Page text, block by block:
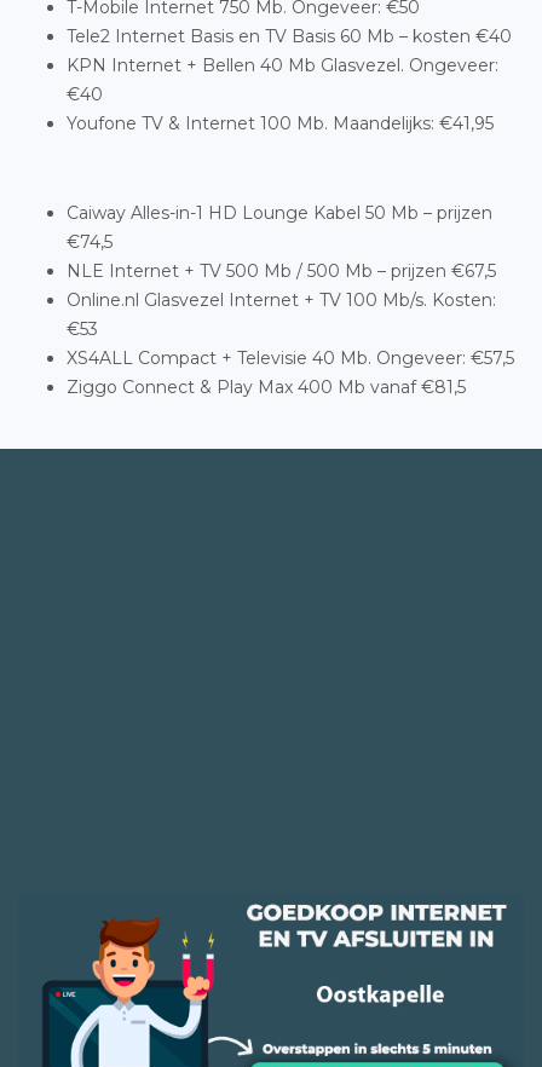
T-Mobile Internet 750 Mb. Ongeveer: €50
Tele2 Internet Basis en TV Basis 60 Mb – kosten €40
KPN Internet + Bellen 40 Mb Glasvezel. Ongeveer:
€40
Youfone TV & Internet 100 Mb. Maandelijks: €41,95
Caiway Alles-in-1 HD Lounge Kabel 50 Mb – prijzen
€74,5
NLE Internet + TV 500 Mb / 500 Mb – prijzen €67,5
Online.nl Glasvezel Internet + TV 100 Mb/s. Kosten:
€53
XS4ALL Compact + Televisie 40 Mb. Ongeveer: €57,5
Ziggo Connect & Play Max 400 Mb vanaf €81,5